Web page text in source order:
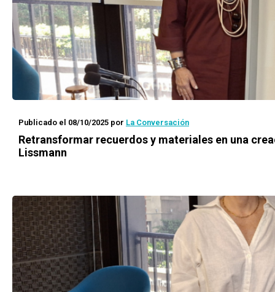
Publicado el 08/10/2025 por La Conversación
Retransformar recuerdos y materiales en una
Lissmann